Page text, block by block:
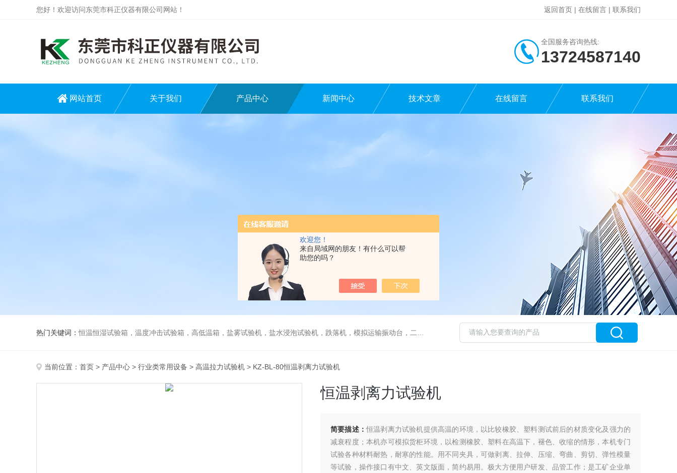
欢迎您！
来自局域网的朋友！有什么可以帮
助您的吗？
您好！欢迎访问东莞市科正仪器有限公司网站！ 返回首页 | 在线留言 | 联系我们
全国服务咨询热线:
13724587140
网站首页 关于我们 产品中心 新闻中心 技术文章 在线留言 联系我们
热门关键词：恒温恒湿试验箱，温度冲击试验箱，高低温箱，盐雾试验机，盐水浸泡试验机，跌落机，模拟运输振动台，二次元测量仪，烤箱等
当前位置： 首页 > 产品中心 > 行业类常用设备 > 高温拉力试验机 > KZ-BL-80恒温剥离力试验机
恒温剥离力试验机
简要描述：恒温剥离力试验机提供高温的环境，以比较橡胶、塑料测试前后的材质变化及强力的
减衰程度；本机亦可模拟货柜环境，以检测橡胶、塑料在高温下，褪色、收缩的情形，本机专门
试验各种材料耐热，耐寒的性能。用不同夹具，可做剥离、拉伸、压缩、弯曲、剪切、弹性模量
等试验，操作接口有中文、英文版面，简约易用。极大方便用户研发、品管工作；是工矿企业单